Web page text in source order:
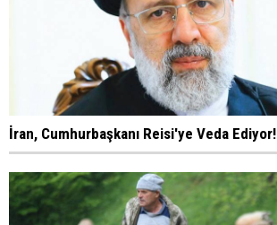
İran, Cumhurbaşkanı Reisi'ye Veda Ediyor!